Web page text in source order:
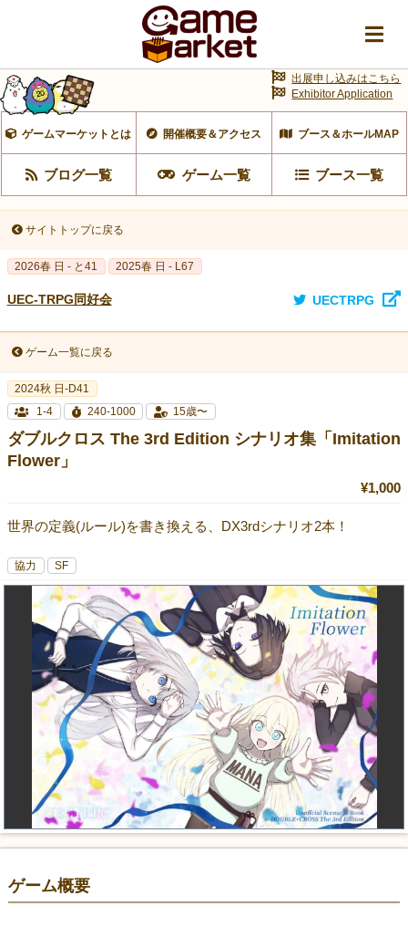
ゲームマーケットとは 開催概要＆アクセス ブース＆ホールMAP
ブログ一覧 ゲーム一覧 ブース一覧
出展申し込みはこちら
Exhibitor Application
サイトトップに戻る
2026春 日 - と41 2025春 日 - L67
UEC-TRPG同好会 UECTRPG
ゲーム一覧に戻る
2024秋 日-D41
1-4
240-1000 15歳〜
ダブルクロス The 3rd Edition シナリオ集「Imitation
Flower」
¥1,000
世界の定義(ルール)を書き換える、DX3rdシナリオ2本！
協力 SF
ゲーム概要